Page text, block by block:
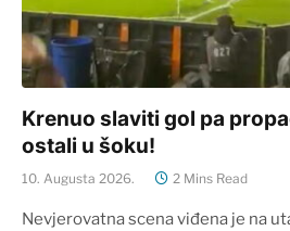
Krenuo slaviti gol pa
ostali u šoku!
10. Augusta 2026. 2 Mins Read
Nevjerovatna scena viđena je na